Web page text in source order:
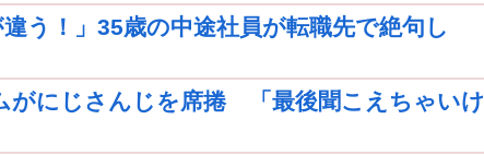
う！」35歳の中途社員が転職先で絶句し
がにじさんじを席捲 「最後聞こえちゃいけ